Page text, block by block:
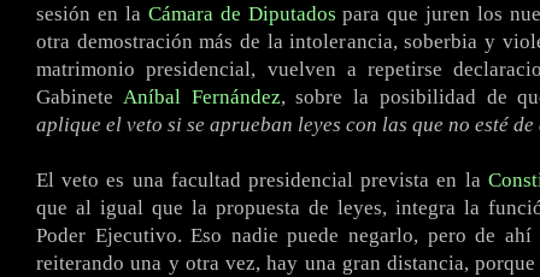
sesión en la Cámara de Diputados para que juren los
otra demostración más de la intolerancia, soberbia y
matrimonio presidencial, vuelven a repetirse
Gabinete Aníbal Fernández, sobre la posibilidad de
aplique el veto si se aprueban leyes con las que no esté
El veto es una facultad presidencial prevista en la
que al igual que la propuesta de leyes, integra la
Poder Ejecutivo. Eso nadie puede negarlo, pero de
reiterando una y otra vez, hay una gran distancia,